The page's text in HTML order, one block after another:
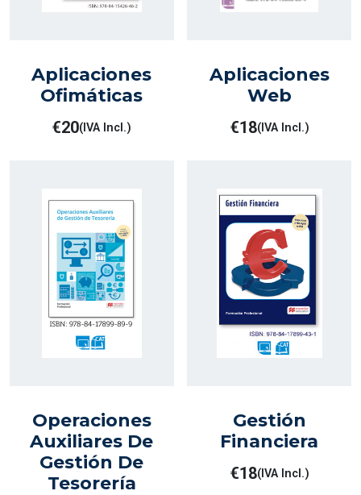
Aplicaciones
Ofimáticas
€20(IVA Incl.)
Aplicaciones
Web
€18(IVA Incl.)
Operaciones
Auxiliares De
Gestión De
Tesorería
Gestión
Financiera
€18(IVA Incl.)